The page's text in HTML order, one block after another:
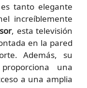
tanto elegante
increíblemente
, esta televisión
en la pared
Además, su
una
a una amplia